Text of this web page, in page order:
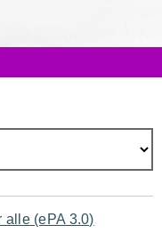
alle (ePA 3.0)